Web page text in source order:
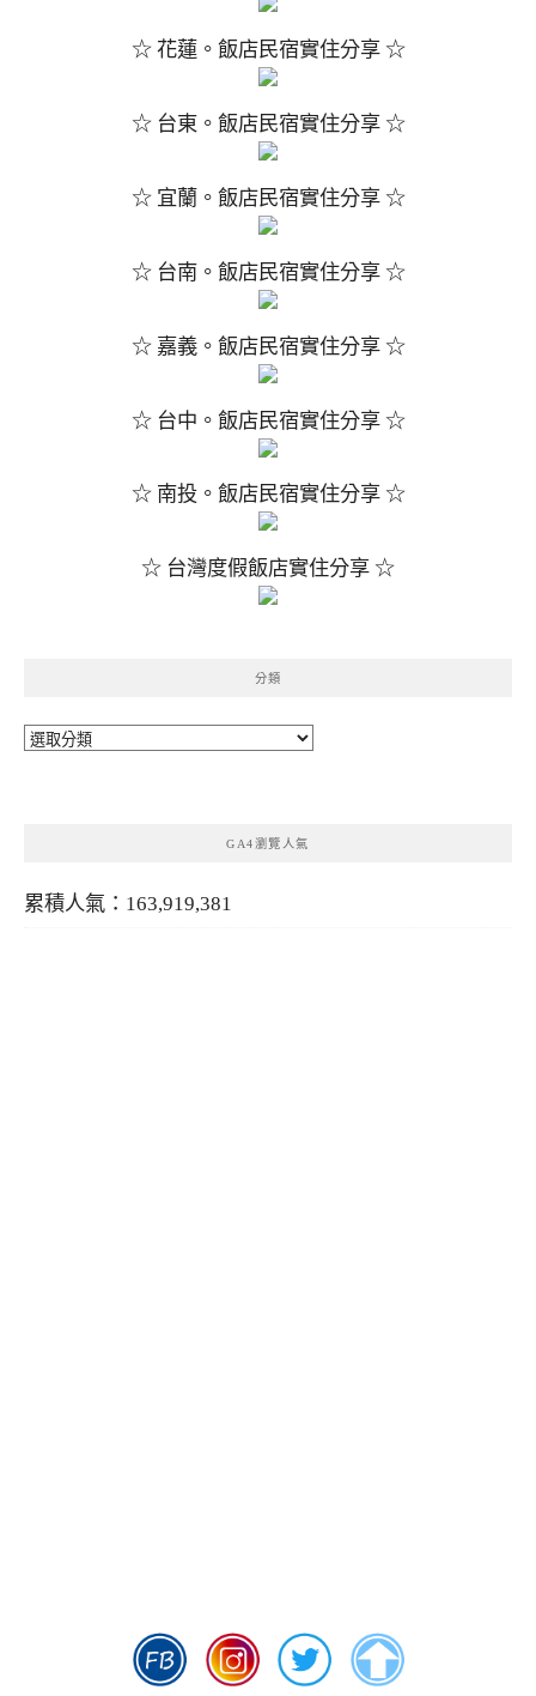
☆ 花蓮。飯店民宿實住分享 ☆
☆ 台東。飯店民宿實住分享 ☆
☆ 宜蘭。飯店民宿實住分享 ☆
☆ 台南。飯店民宿實住分享 ☆
☆ 嘉義。飯店民宿實住分享 ☆
☆ 台中。飯店民宿實住分享 ☆
☆ 南投。飯店民宿實住分享 ☆
☆ 台灣度假飯店實住分享 ☆
分類
分
GA4瀏覽人氣
累積人氣：163,919,381